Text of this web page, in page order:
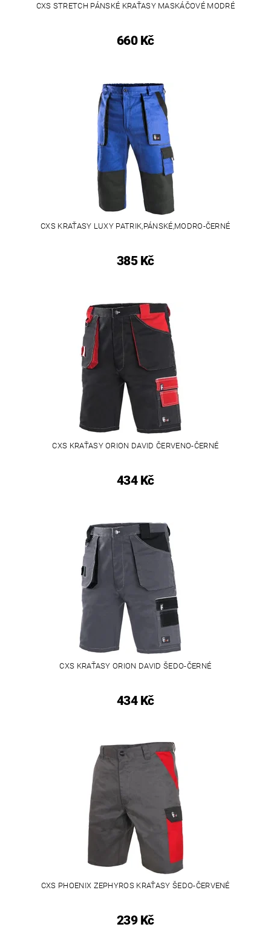
CXS STRETCH PÁNSKÉ KRAŤASY MASKÁČOVÉ MODRÉ
660 Kč
CXS KRAŤASY LUXY PATRIK,PÁNSKÉ,MODRO-ČERNÉ
385 Kč
CXS KRAŤASY ORION DAVID ČERVENO-ČERNÉ
434 Kč
CXS KRAŤASY ORION DAVID ŠEDO-ČERNÉ
434 Kč
CXS PHOENIX ZEPHYROS KRAŤASY ŠEDO-ČERVENÉ
239 Kč